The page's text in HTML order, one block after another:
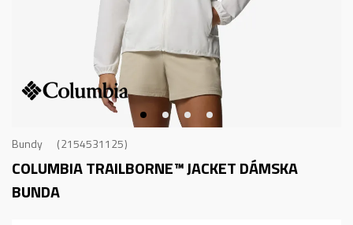
Bundy 2154531125
COLUMBIA TRAILBORNE™ JACKETDÁMSKA
BUNDA